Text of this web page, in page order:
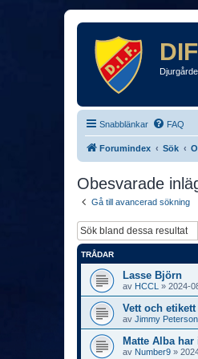
Snabblänkar FAQ
Forumindex Sök
Obesvarade
Gå till avancerad sökning
TRÅDAR
Lasse Björn
av HCCL » 2024-
Vett och etikett
av Jimmy Peterson
Matte Alba har
av Number9 »